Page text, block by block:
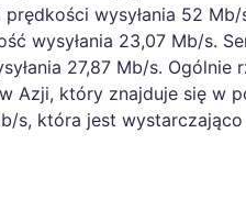
wysyłania 52 Mb/
wysyłania 23,07 Mb/s.
27,87 Mb/s. Ogólnie
Azji, który znajduje się w
s, która jest